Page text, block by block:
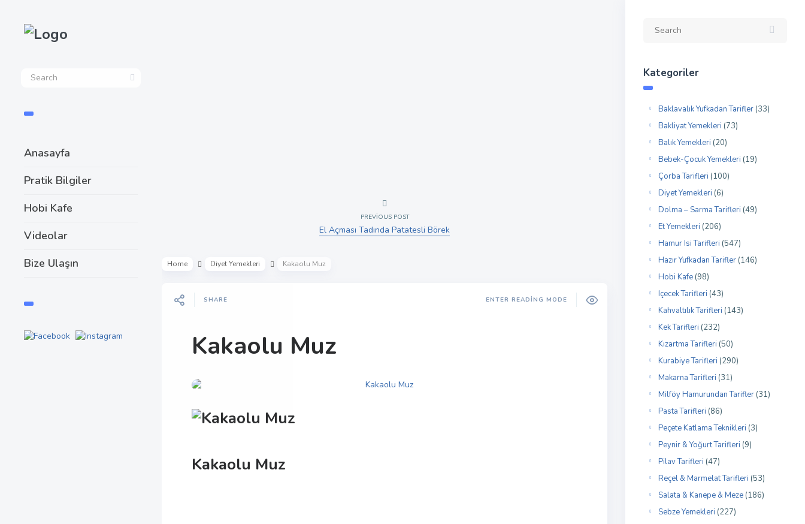
Anasayfa
Pratik Bilgiler
Hobi Kafe
Videolar
Bize Ulaşın
PREVIOUS POST
El Açması Tadında Patatesli Börek
Home Diyet Yemekleri Kakaolu Muz
SHARE ENTER READING MODE
Kakaolu Muz
Kakaolu Muz
Kategoriler
Baklavalık Yufkadan Tarifler (33)
Bakliyat Yemekleri (73)
Balık Yemekleri (20)
Bebek-Çocuk Yemekleri (19)
Çorba Tarifleri (100)
Diyet Yemekleri (6)
Dolma – Sarma Tarifleri (49)
Et Yemekleri (206)
Hamur Isi Tarifleri (547)
Hazır Yufkadan Tarifler (146)
Hobi Kafe (98)
Içecek Tarifleri (43)
Kahvaltılık Tarifleri (143)
Kek Tarifleri (232)
Kızartma Tarifleri (50)
Kurabiye Tarifleri (290)
Makarna Tarifleri (31)
Milföy Hamurundan Tarifler (31)
Pasta Tarifleri (86)
Peçete Katlama Teknikleri (3)
Peynir & Yoğurt Tarifleri (9)
Pilav Tarifleri (47)
Reçel & Marmelat Tarifleri (53)
Salata & Kanepe & Meze (186)
Sebze Yemekleri (227)